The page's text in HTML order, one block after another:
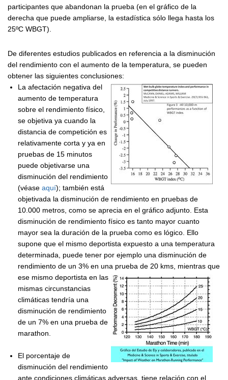
participantes que abandonan la prueba (en el gráfico de la
derecha que puede ampliarse, la estadística sólo llega hasta los
25ºC WBGT).
De diferentes estudios publicados en referencia a la disminución
del rendimiento con el aumento de la temperatura, se pueden
obtener las siguientes conclusiones:
La afectación negativa del
aumento de temperatura
sobre el rendimiento físico,
se objetiva ya cuando la
distancia de competición es
relativamente corta y ya en
pruebas de 15 minutos
puede objetivarse una
disminución del rendimiento
(véase aquí); también está
objetivada la disminución de rendimiento en pruebas de
10.000 metros, como se aprecia en el gráfico adjunto. Esta
disminución de rendimiento físico es tanto mayor cuanto
mayor sea la duración de la prueba como es lógico. Ello
supone que el mismo deportista expuesto a una temperatura
determinada, puede tener por ejemplo una disminución de
rendimiento de un 3% en una prueba de 20 kms, mientras que
ese mismo deportista en las
mismas circunstancias
climáticas tendría una
disminución de rendimiento
de un 7% en una prueba de
marathon.
El porcentaje de
disminución del rendimiento
ante condiciones climáticas adversas, tiene relación con el